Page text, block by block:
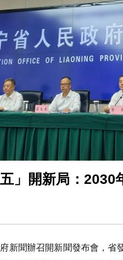
成功舉辦高端論壇 AI賦新巾
】銀髮的利息
李家超︰近92%業主接受收購
」開新局：
新聞辦召開新聞發布會，省